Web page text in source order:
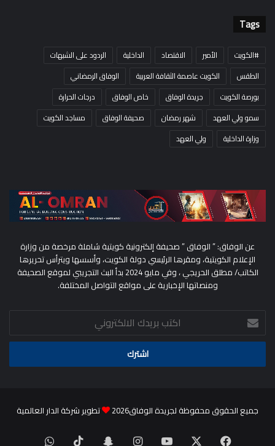
Tags
#الكويت الأمير الاقتصاد الداخلية
الردود على الشبهات
الطقس
الكويت عاصمة الثقافة العربية
الوفاق الرمضاني
بورصة الكويت
جريدة الوفاق خاص الوفاق
درجات الحرارة
سمو ولي العهد
شهر رمضان صحيفة الوفاق
مساجد الكويت
وزارة الداخلية
ولي العهد
عن الوفاق: ” الوفاق ” صحيفة إلكترونية كويتية شاملة مرخصة من وزارة
الإعلام الكويتية، ومقرها الرئيسي دولة الكويت، وأسسها ويترأس تحريرها
الكاتب/ مطلق الحريجي ، وفي مايو 2024 بدأ البث التجريبي لموقع الصحيفة
ومنصاتها الإخبارية على مواقع التواصل المختلفة.
اكتب
بريدك
الالكتروني
جميع الحقوق محفوظة لجريدة الوفاق2026 تطوير شركة الدار العالمية
فيسبوك ‫YouTubeانستقرامسناب ‫TikTokواتساب